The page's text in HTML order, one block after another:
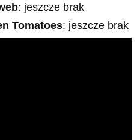
: jeszcze brak
Tomatoes: jeszcze brak